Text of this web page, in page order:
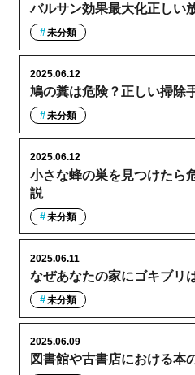
バルサン効果最大化正しい
未分類
鳩の糞は危険？正しい掃除
2025.06.12
未分類
小さな蜂の巣を見つけたら
説
2025.06.12
未分類
なぜあなたの家にゴキブリ
2025.06.11
未分類
図書館や古書店における本
2025.06.09